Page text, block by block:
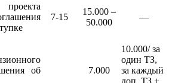
7-15
15.000 –
50.000
—
об
7.000
10.000/ за
один ТЗ,
за каждый
доп. ТЗ +